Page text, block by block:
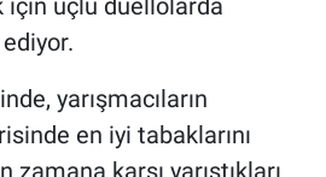
üçlü düellolarda
yarışmacıların
en iyi tabaklarını